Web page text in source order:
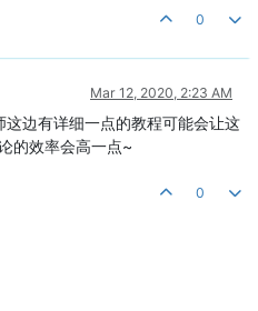
0
Mar 12, 2020, 2:23 AM
边有详细一点的教程可能会让这
的效率会高一点~
0